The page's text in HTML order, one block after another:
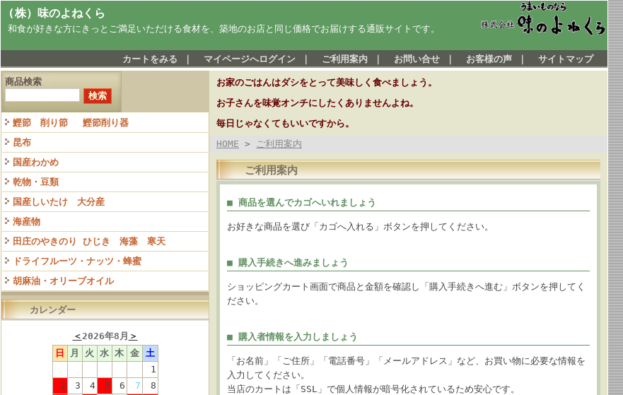
(株）味のよねくら
和食が好きな方にきっとご満足いただける食材を、築地のお店と同じ価格でお届けする通販サイトです。
カートをみる マイページへログイン ご利用案内 お問い合せ お客様の声 サイトマップ
商品検索
鰹節 削り節 鰹節削り器
昆布
国産わかめ
乾物・豆類
国産しいたけ 大分産
海産物
田庄のやきのり ひじき 海藻 寒天
ドライフルーツ・ナッツ・蜂蜜
胡麻油・オリーブオイル
カレンダー
＜2026年8月 ＞
日
月 火 水 木 金
土
1
2
3 4 5 6 7
8
お家のごはんはダシをとって美味しく食べましょう。
お子さんを味覚オンチにしたくありませんよね。
毎日じゃなくてもいいですから。
HOME > ご利用案内
ご利用案内
■ 商品を選んでカゴへいれましょう
お好きな商品を選び「カゴへ入れる」ボタンを押してください。
■ 購入手続きへ進みましょう
ショッピングカート画面で商品と金額を確認し「購入手続きへ進む」ボタンを押してく
ださい。
■ 購入者情報を入力しましょう
「お名前」「ご住所」「電話番号」「メールアドレス」など、お買い物に必要な情報を
入力してください。
当店のカートは「SSL」で個人情報が暗号化されているため安心です。